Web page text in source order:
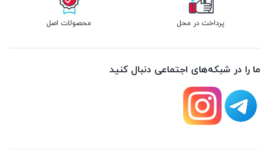
پرداخت در محل محصولات اصل
ما را در شبکه‌های اجتماعی دنبال کنید